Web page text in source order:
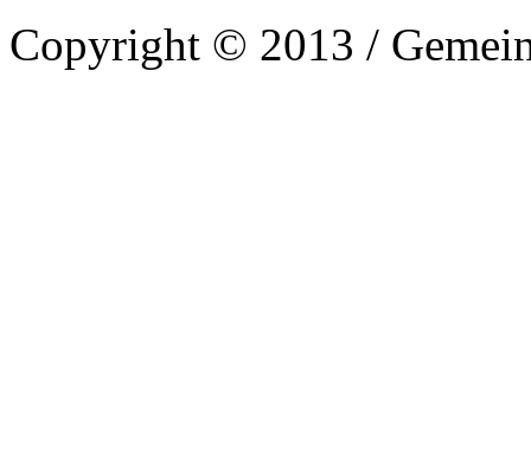
Copyright © 2013 /